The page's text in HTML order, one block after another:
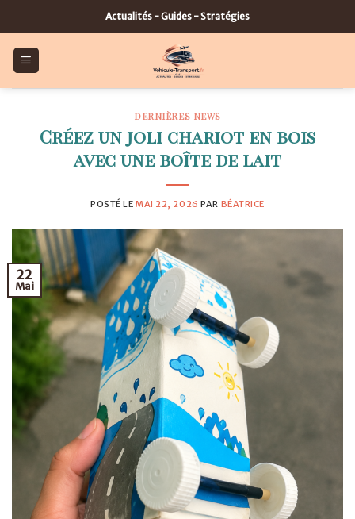
to
content
Actualités - Guides - Stratégies
DERNIÈRES NEWS
Créez un joli chariot en bois
avec une boîte de lait
POSTÉ LE MAI 22, 2026 PAR BÉATRICE
22
Mai